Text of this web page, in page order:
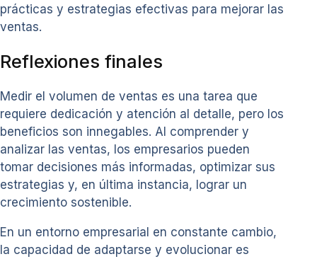
prácticas y estrategias efectivas para mejorar las
ventas.
Reflexiones finales
Medir el volumen de ventas es una tarea que
requiere dedicación y atención al detalle, pero los
beneficios son innegables. Al comprender y
analizar las ventas, los empresarios pueden
tomar decisiones más informadas, optimizar sus
estrategias y, en última instancia, lograr un
crecimiento sostenible.
En un entorno empresarial en constante cambio,
la capacidad de adaptarse y evolucionar es